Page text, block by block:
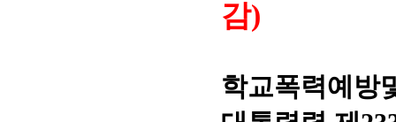
감)
학교폭력예방